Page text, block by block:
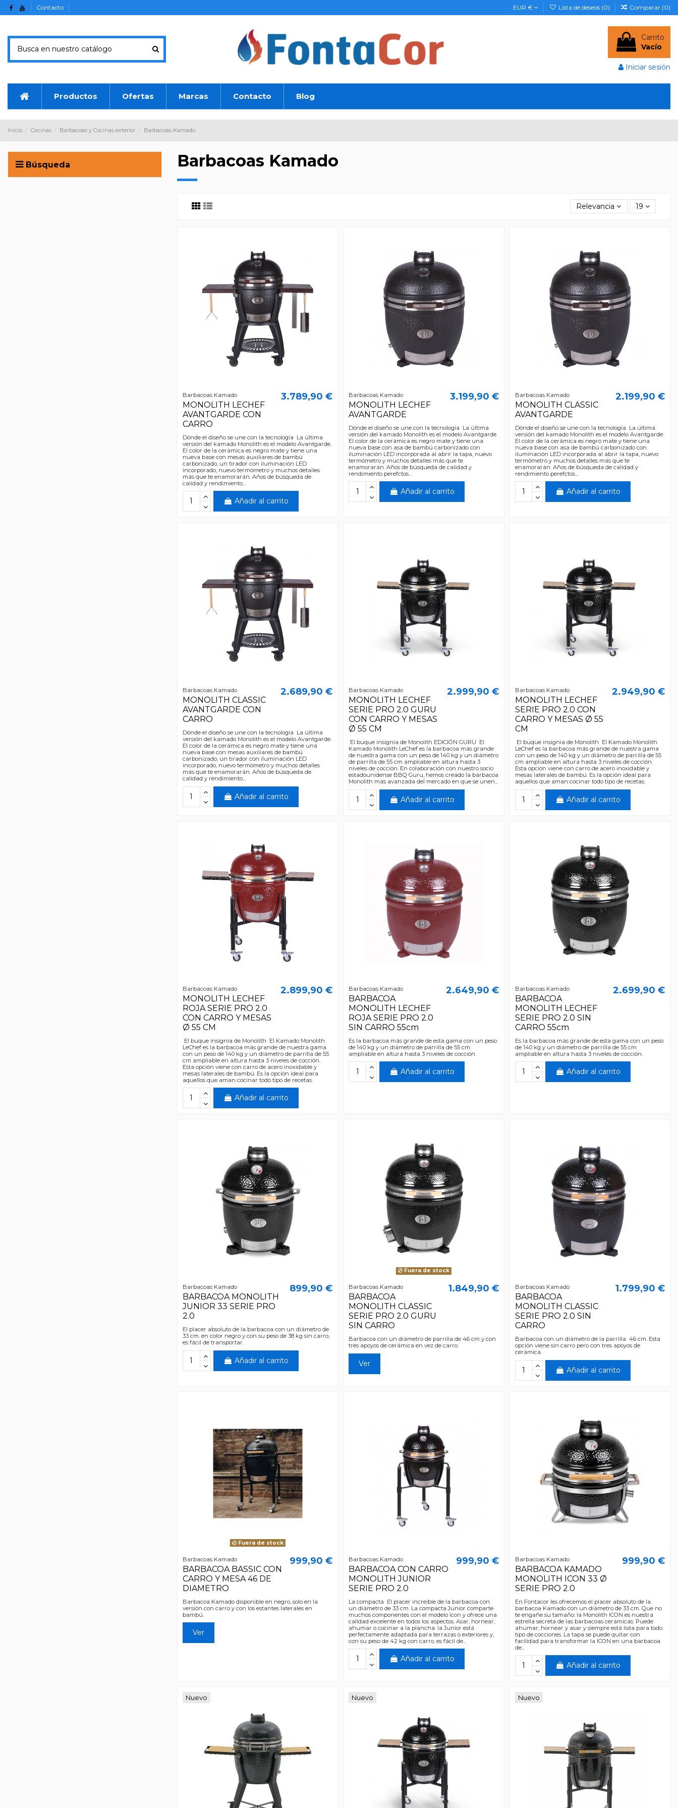
Contacto EUR € Lista de deseos (0) Comparar (0)
Carrito
Vacío
Iniciar sesión
Productos Ofertas Marcas Contacto Blog
Inicio Cocinas Barbacoas y Cocinas exterior Barbacoas Kamado
Barbacoas Kamado
Relevancia 19
Barbacoas Kamado
MONOLITH LECHEF
AVANTGARDE CON
CARRO
3.789,90 €
Dónde el diseño se une con la tecnología La última
versión del kamado Monolith es el modelo Avantgarde.
El color de la cerámica es negro mate y tiene una
nueva base con mesas auxiliares de bambú
carbonizado, un tirador con iluminación LED
incorporado, nuevo termómetro y muchos detalles
más que te enamorarán. Años de búsqueda de
calidad y rendimiento...
Añadir al carrito
Barbacoas Kamado
MONOLITH LECHEF
AVANTGARDE
3.199,90 €
Dónde el diseño se une con la tecnología La última
versión del kamado Monolith es el modelo Avantgarde.
El color de la cerámica es negro mate y tiene una
nueva base con asa de bambú carbonizado con
iluminación LED incorporada al abrir la tapa, nuevo
termómetro y muchos detalles más que te
enamorarán. Años de búsqueda de calidad y
rendimiento perefctos...
Añadir al carrito
Barbacoas Kamado
MONOLITH CLASSIC
AVANTGARDE
2.199,90 €
Dónde el diseño se une con la tecnología La última
versión del kamado Monolith es el modelo Avantgarde.
El color de la cerámica es negro mate y tiene una
nueva base con asa de bambú carbonizado con
iluminación LED incorporada al abrir la tapa, nuevo
termómetro y muchos detalles más que te
enamorarán. Años de búsqueda de calidad y
rendimiento perefctos...
Añadir al carrito
Barbacoas Kamado
MONOLITH CLASSIC
AVANTGARDE CON
CARRO
2.689,90 €
Dónde el diseño se une con la tecnología La última
versión del kamado Monolith es el modelo Avantgarde.
El color de la cerámica es negro mate y tiene una
nueva base con mesas auxiliares de bambú
carbonizado, un tirador con iluminación LED
incorporado, nuevo termómetro y muchos detalles
más que te enamorarán. Años de búsqueda de
calidad y rendimiento...
Añadir al carrito
Barbacoas Kamado
MONOLITH LECHEF
SERIE PRO 2.0 GURU
CON CARRO Y MESAS
Ø 55 CM
2.999,90 €
El buque insignia de Monolith EDICIÓN GURU El
Kamado Monolith LeChef es la barbacoa más grande
de nuestra gama con un peso de 140 kg y un diámetro
de parrilla de 55 cm ampliable en altura hasta 3
niveles de cocción. En colaboración con nuestro socio
estadounidense BBQ Guru, hemos creado la barbacoa
Monolith más avanzada del mercado en que se unen...
Añadir al carrito
Barbacoas Kamado
MONOLITH LECHEF
SERIE PRO 2.0 CON
CARRO Y MESAS Ø 55
CM
2.949,90 €
El buque insignia de Monolith El Kamado Monolith
LeChef es la barbacoa más grande de nuestra gama
con un peso de 140 kg y un diámetro de parrilla de 55
cm ampliable en altura hasta 3 niveles de cocción.
Esta opción viene con carro de acero inoxidable y
mesas laterales de bambú. Es la opción ideal para
aquellos que aman cocinar todo tipo de recetas.
Añadir al carrito
Barbacoas Kamado
MONOLITH LECHEF
ROJA SERIE PRO 2.0
CON CARRO Y MESAS
Ø 55 CM
2.899,90 €
El buque insignia de Monolith El Kamado Monolith
LeChef es la barbacoa más grande de nuestra gama
con un peso de 140 kg y un diámetro de parrilla de 55
cm ampliable en altura hasta 3 niveles de cocción.
Esta opción viene con carro de acero inoxidable y
mesas laterales de bambú. Es la opción ideal para
aquellos que aman cocinar todo tipo de recetas.
Añadir al carrito
Barbacoas Kamado
BARBACOA
MONOLITH LECHEF
ROJA SERIE PRO 2.0
SIN CARRO 55cm
2.649,90 €
Es la barbacoa más grande de esta gama con un peso
de 140 kg y un diámetro de parrilla de 55 cm
ampliable en altura hasta 3 niveles de cocción.
Añadir al carrito
Barbacoas Kamado
BARBACOA
MONOLITH LECHEF
SERIE PRO 2.0 SIN
CARRO 55cm
2.699,90 €
Es la barbacoa más grande de esta gama con un peso
de 140 kg y un diámetro de parrilla de 55 cm
ampliable en altura hasta 3 niveles de cocción.
Añadir al carrito
Barbacoas Kamado
BARBACOA MONOLITH
JUNIOR 33 SERIE PRO
2.0
899,90 €
El placer absoluto de la barbacoa con un diámetro de
33 cm. en color negro y con su peso de 38 kg sin carro,
es fácil de transportar.
Añadir al carrito
Fuera de stock
Barbacoas Kamado
BARBACOA
MONOLITH CLASSIC
SERIE PRO 2.0 GURU
SIN CARRO
1.849,90 €
Barbacoa con un diámetro de parrilla de 46 cm y con
tres apoyos de cerámica en vez de carro.
Ver
Barbacoas Kamado
BARBACOA
MONOLITH CLASSIC
SERIE PRO 2.0 SIN
CARRO
1.799,90 €
Barbacoa con un diámetro de la parrilla 46 cm. Esta
opción viene sin carro pero con tres apoyos de
cerámica.
Añadir al carrito
Fuera de stock
Barbacoas Kamado
BARBACOA BASSIC CON
CARRO Y MESA 46 DE
DIAMETRO
999,90 €
Barbacoa Kamado disponible en negro, solo en la
versión con carro y con los estantes laterales en
bambú.
Ver
Barbacoas Kamado
BARBACOA CON CARRO
MONOLITH JUNIOR
SERIE PRO 2.0
999,90 €
La compacta El placer increible de la barbacoa con
un diámetro de 33 cm. La compacta Junior comparte
muchos componentes con el modelo Icon y ofrece una
calidad excelente en todos los aspectos. Asar, hornear,
ahumar o cocinar a la plancha: la Junior está
perfectamente adaptada para terrazas o exteriores y,
con su peso de 42 kg con carro, es fácil de...
Añadir al carrito
Barbacoas Kamado
BARBACOA KAMADO
MONOLITH ICON 33 Ø
SERIE PRO 2.0
999,90 €
En Fontacor les ofrecemos el placer absoluto de la
barbacoa Kamado con un diámetro de 33 cm. Que no
te engañe su tamaño: la Monolith ICON es nuestra
estrella secreta de las barbacoas cerámicas. Puede
ahumar, hornear y asar y siempre está lista para todo
tipo de cocciones. La tapa se puede quitar con
facilidad para transformar la ICON en una barbacoa
de...
Añadir al carrito
Nuevo Nuevo Nuevo
Búsqueda